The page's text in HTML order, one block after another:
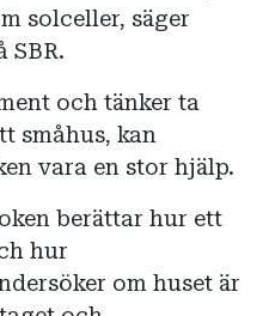
solceller, säger
SBR.
och tänker ta
småhus, kan
vara en stor hjälp.
berättar hur ett
hur
om huset är